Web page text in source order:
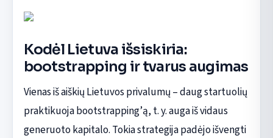
Kodėl Lietuva išsiskiria:
bootstrapping ir tvarus augimas
Vienas iš aiškių Lietuvos privalumų – daug startuolių
praktikuoja bootstrapping’ą, t. y. auga iš vidaus
generuoto kapitalo. Tokia strategija padėjo išvengti